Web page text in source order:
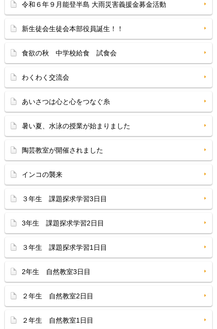
令和６年９月能登半島 大雨災害義援金募金活動
新生徒会生徒会本部役員誕生！！
食欲の秋 中学校給食 試食会
わくわく交流会
あいさつは心と心をつなぐ糸
暑い夏、水泳の授業が始まりました
陶芸教室が開催されました
インコの襲来
３年生 課題探求学習3日目
3年生 課題探求学習2日目
３年生 課題探求学習1日目
2年生 自然教室3日目
２年生 自然教室2日目
２年生 自然教室1日目